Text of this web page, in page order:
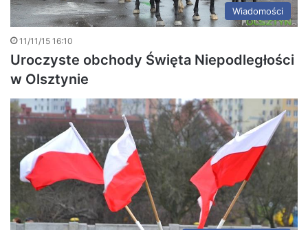
Wiadomości
11/11/15 16:10
Uroczyste obchody Święta Niepodległości
w Olsztynie